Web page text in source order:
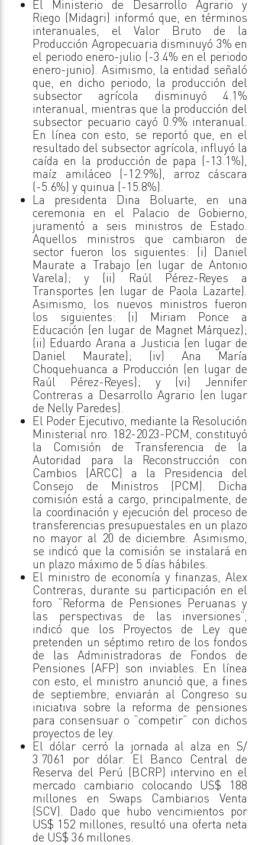
El Ministerio de Desarrollo Agrario y
Riego (Midagri) informó que, en términos
interanuales, el Valor Bruto de la
Producción Agropecuaria disminuyó 3% en
el periodo enero-julio (-3.4% en el periodo
enero-junio). Asimismo, la entidad señaló
que, en dicho periodo, la producción del
subsector agrícola disminuyó 4.1%
interanual, mientras que la producción del
subsector pecuario cayó 0.9% interanual.
En línea con esto, se reportó que, en el
resultado del subsector agrícola, influyó la
caída en la producción de papa (-13.1%),
maíz amiláceo (-12.9%), arroz cáscara
(-5.6%) y quinua (-15.8%).
La presidenta Dina Boluarte, en una
ceremonia en el Palacio de Gobierno,
juramentó a seis ministros de Estado.
Aquellos ministros que cambiaron de
sector fueron los siguientes: (i) Daniel
Maurate a Trabajo (en lugar de Antonio
Varela); y (ii) Raúl Pérez-Reyes a
Transportes (en lugar de Paola Lazarte).
Asimismo, los nuevos ministros fueron
los siguientes: (i) Miriam Ponce a
Educación (en lugar de Magnet Márquez);
(ii) Eduardo Arana a Justicia (en lugar de
Daniel Maurate); (iv) Ana María
Choquehuanca a Producción (en lugar de
Raúl Pérez-Reyes); y (vi) Jennifer
Contreras a Desarrollo Agrario (en lugar
de Nelly Paredes).
El Poder Ejecutivo, mediante la Resolución
Ministerial nro. 182-2023-PCM, constituyó
la Comisión de Transferencia de la
Autoridad para la Reconstrucción con
Cambios (ARCC) a la Presidencia del
Consejo de Ministros (PCM). Dicha
comisión está a cargo, principalmente, de
la coordinación y ejecución del proceso de
transferencias presupuestales en un plazo
no mayor al 20 de diciembre. Asimismo,
se indicó que la comisión se instalará en
un plazo máximo de 5 días hábiles.
El ministro de economía y finanzas, Alex
Contreras, durante su participación en el
foro “Reforma de Pensiones Peruanas y
las perspectivas de las inversiones”,
indicó que los Proyectos de Ley que
pretenden un séptimo retiro de los fondos
de las Administradoras de Fondos de
Pensiones (AFP) son inviables. En línea
con esto, el ministro anunció que, a fines
de septiembre, enviarán al Congreso su
iniciativa sobre la reforma de pensiones
para consensuar o “competir” con dichos
proyectos de ley.
El dólar cerró la jornada al alza en S/
3.7061 por dólar. El Banco Central de
Reserva del Perú (BCRP) intervino en el
mercado cambiario colocando US$ 188
millones en Swaps Cambiarios Venta
(SCV). Dado que hubo vencimientos por
US$ 152 millones, resultó una oferta neta
de US$ 36 millones.